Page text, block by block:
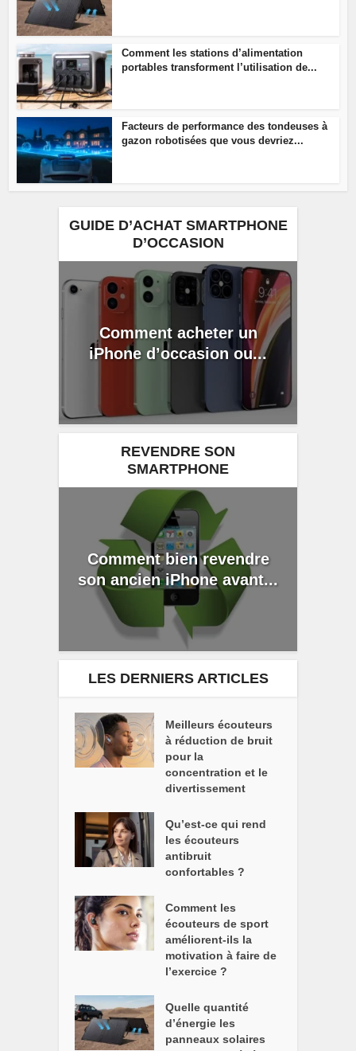
Comment les stations d’alimentation
portables transforment l’utilisation de...
Facteurs de performance des tondeuses à
gazon robotisées que vous devriez...
GUIDE D’ACHAT SMARTPHONE
D’OCCASION
Comment acheter un
iPhone d’occasion ou...
REVENDRE SON
SMARTPHONE
Comment bien revendre
son ancien iPhone avant...
LES DERNIERS ARTICLES
Meilleurs écouteurs
à réduction de bruit
pour la
concentration et le
divertissement
Qu’est-ce qui rend
les écouteurs
antibruit
confortables ?
Comment les
écouteurs de sport
améliorent-ils la
motivation à faire de
l’exercice ?
Quelle quantité
d’énergie les
panneaux solaires